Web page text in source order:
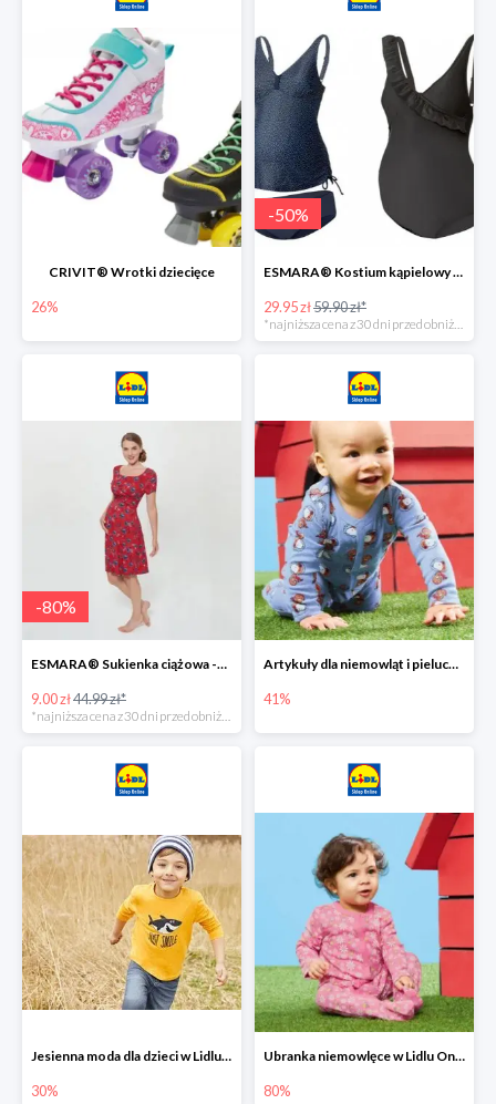
CRIVIT® Wrotki dziecięce
26%
-50%
ESMARA® Kostium kąpielowy ciążowy lub tankini ciążowe -50%
29.95 zł59.90 zł*
-80%
ESMARA® Sukienka ciążowa -79%
9.00 zł44.99 zł*
Artykuły dla niemowląt i pieluchy w Lidlu Online do -41%
41%
Jesienna moda dla dzieci w Lidlu Online do -30%
30%
Ubranka niemowlęce w Lidlu Online do -80%
80%